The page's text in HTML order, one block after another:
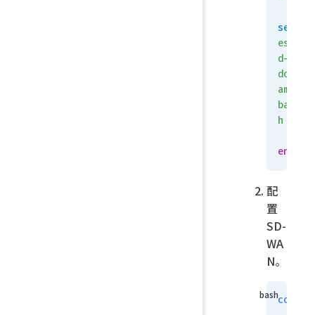
set
d-
am-
h
end
配
置
SD-
WA
N。
config